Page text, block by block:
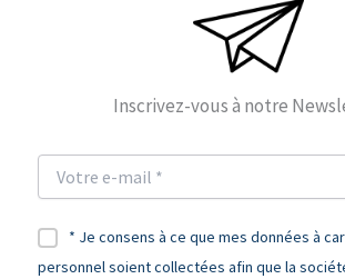
Inscrivez-vous à notre
* Je consens à ce que mes données à
personnel soient collectées afin que la